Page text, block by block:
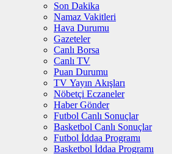
Son Dakika
Namaz Vakitleri
Hava Durumu
Gazeteler
Canlı Borsa
Canlı TV
Puan Durumu
TV Yayın Akışları
Nöbetçi Eczaneler
Haber Gönder
Futbol Canlı Sonuçlar
Basketbol Canlı Sonuçlar
Futbol İddaa Programı
Basketbol İddaa Programı